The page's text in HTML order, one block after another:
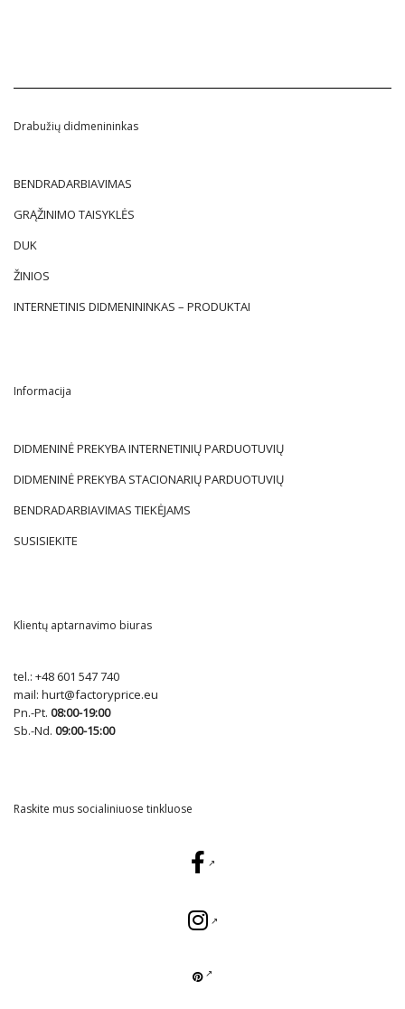
Drabužių didmenininkas
BENDRADARBIAVIMAS
GRĄŽINIMO TAISYKLĖS
DUK
ŽINIOS
INTERNETINIS DIDMENININKAS – PRODUKTAI
Informacija
DIDMENINĖ PREKYBA INTERNETINIŲ PARDUOTUVIŲ
DIDMENINĖ PREKYBA STACIONARIŲ PARDUOTUVIŲ
BENDRADARBIAVIMAS TIEKĖJAMS
SUSISIEKITE
Klientų aptarnavimo biuras
tel.: +48 601 547 740
mail: hurt@factoryprice.eu
Pn.-Pt. 08:00-19:00
Sb.-Nd. 09:00-15:00
Raskite mus socialiniuose tinkluose